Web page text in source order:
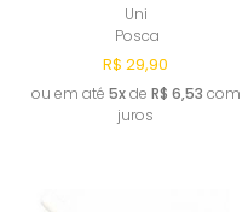
Uni
Posca
R$ 29,90
ou em até 5xde R$ 6,53 com
juros